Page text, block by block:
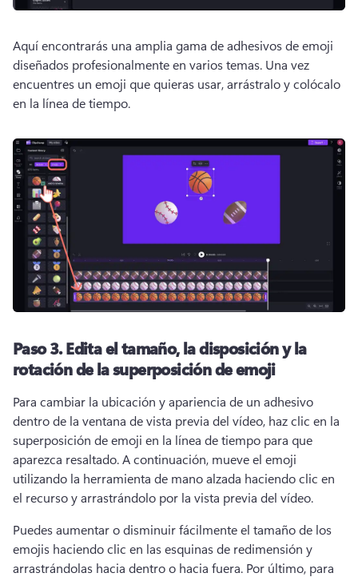
Aquí encontrarás una amplia gama de adhesivos de emoji
diseñados profesionalmente en varios temas. Una vez
encuentres un emoji que quieras usar, arrástralo y colócalo
en la línea de tiempo.
Paso 3.Edita el tamaño, la disposición y la
rotación de la superposición de emoji
Para cambiar la ubicación y apariencia de un adhesivo
dentro de la ventana de vista previa del vídeo, haz clic en la
superposición de emoji en la línea de tiempo para que
aparezca resaltado. A continuación, mueve el emoji
utilizando la herramienta de mano alzada haciendo clic en
el recurso y arrastrándolo por la vista previa del vídeo.
Puedes aumentar o disminuir fácilmente el tamaño de los
emojis haciendo clic en las esquinas de redimensión y
arrastrándolas hacia dentro o hacia fuera. Por último, para